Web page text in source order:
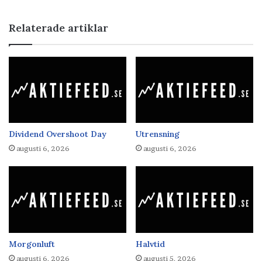
Relaterade artiklar
Dividend Overshoot Day
augusti 6, 2026
Utrensning
augusti 6, 2026
Morgonluft
augusti 6, 2026
Halvtid
augusti 5, 2026